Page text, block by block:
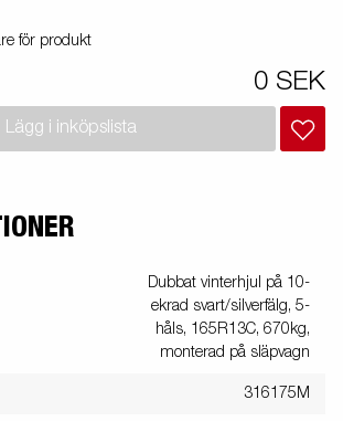
för produkt
0 SEK
Lägg i inköpslista
Dubbat vinterhjul på 10-
ekrad svart/silverfälg, 5-
håls, 165R13C, 670kg,
monterad på släpvagn
316175M